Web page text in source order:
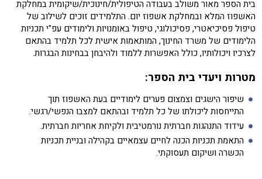
בית הספר מאור משולב בעבודה הטיפולית/חינוכית/שיקומית במחלקת
האשפוז המלא ובמחלקת אשפוז יום. התלמידים זוכים לשילוב של
טיפול פסיכיאטרי, פסיכולוגי, טיפול באומנויות ולימודים עפ"י תכניות
הלימודים של משרד החינוך, המותאמות אישית לכל תלמיד בהתאם
לצרכיו ויכולותיו, כולל האפשרות ללמוד ולהיבחן בבחינות הבגרות.
מטרות ויעדי בית הספר:
שיפור הישגים וצמצום פערים לימודיים בעת האשפוז תוך
התייחסות ליכולתו של כל תלמיד ובהתאם למצבו הנפשי/רגשי.
עידוד התנהגות חברתית נורמטיבית ולקיחת אחריות חברתית.
התאמת תכניות הכנה לחיים עצמאיים בקהילה ובניית תכניות
הכשרה ושיקום תעסוקתי.